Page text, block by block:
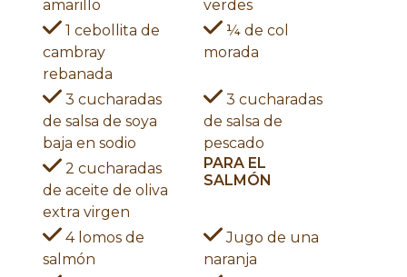
amarillo
verdes
1 cebollita de
cambray
rebanada
¼ de col
morada
3 cucharadas
de salsa de soya
baja en sodio
3 cucharadas
de salsa de
pescado
2 cucharadas
de aceite de oliva
extra virgen
PARA EL
SALMÓN
4 lomos de
salmón
Jugo de una
naranja